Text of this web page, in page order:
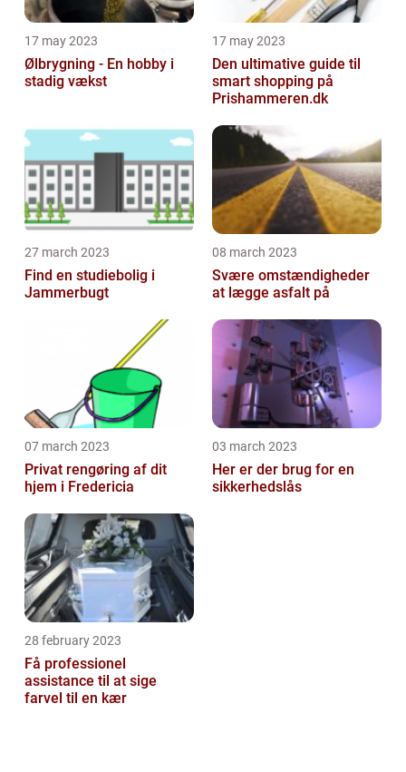
17 may 2023
Ølbrygning - En hobby i
stadig vækst
17 may 2023
Den ultimative guide til
smart shopping på
Prishammeren.dk
27 march 2023
Find en studiebolig i
Jammerbugt
08 march 2023
Svære omstændigheder
at lægge asfalt på
07 march 2023
Privat rengøring af dit
hjem i Fredericia
03 march 2023
Her er der brug for en
sikkerhedslås
28 february 2023
Få professionel
assistance til at sige
farvel til en kær